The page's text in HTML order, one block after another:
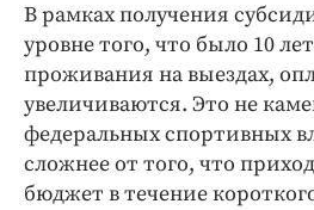
В рамках получения
уровне того, что было 10
проживания на выездах,
увеличиваются. Это не
федеральных спортивных
сложнее от того, что
бюджет в течение